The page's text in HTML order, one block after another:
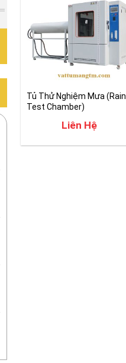
Tủ Thử Nghiệm Mưa (Rain
Test Chamber)
Liên Hệ